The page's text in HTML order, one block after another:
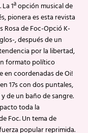
1ª opción musical de
pionera es esta revista
Rosa de Foc-Opció K-
, después de un
por la libertad,
formato político
en coordenadas de Oi!
17s con dos puntales,
de un baño de sangre.
toda la
Foc. Un tema de
popular reprimida.